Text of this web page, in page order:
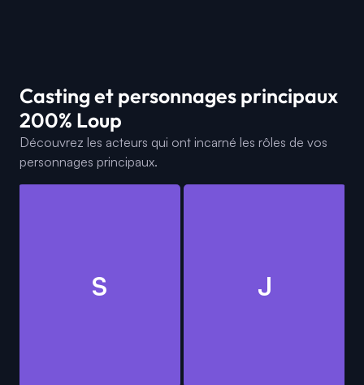
Casting et personnages principaux
200% Loup
Découvrez les acteurs qui ont incarné les rôles de vos
personnages principaux.
S J